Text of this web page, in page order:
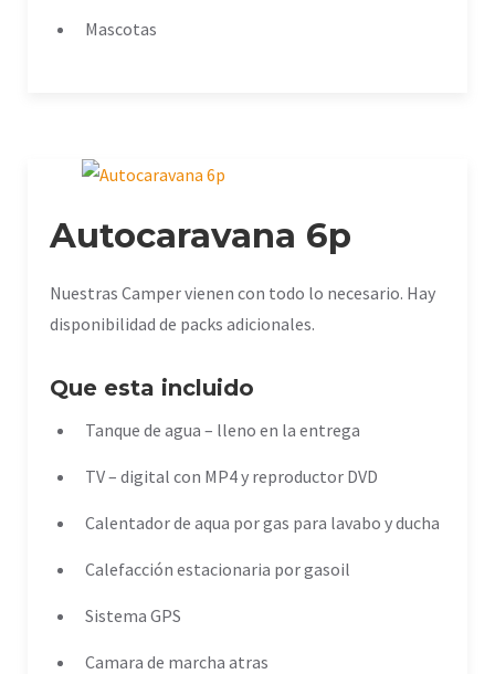
Mascotas
Autocaravana 6p
Nuestras Camper vienen con todo lo necesario. Hay
disponibilidad de packs adicionales.
Que esta incluido
Tanque de agua – lleno en la entrega
TV – digital con MP4 y reproductor DVD
Calentador de aqua por gas para lavabo y ducha
Calefacción estacionaria por gasoil
Sistema GPS
Camara de marcha atras